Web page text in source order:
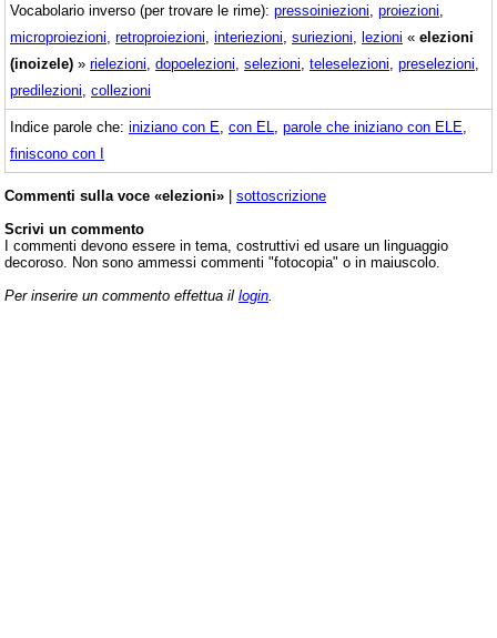
Vocabolario inverso (per trovare le rime): pressoiniezioni proiezioni
microproiezioni retroproiezioni interiezioni suriezioni lezioni « elezioni
(inoizele) » rielezioni dopoelezioni selezioni teleselezioni preselezioni
predilezioni collezioni
Indice parole che: iniziano con E con EL parole che iniziano con ELE
finiscono con I
Commenti sulla voce «elezioni» | sottoscrizione
Scrivi un commento
I commenti devono essere in tema, costruttivi ed usare un linguaggio
decoroso. Non sono ammessi commenti "fotocopia" o in maiuscolo.
Per inserire un commento effettua il login